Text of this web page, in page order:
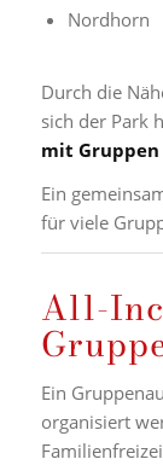
Nordhorn
Durch die
sich der Park
mit Gruppen
Ein
für viele
All-
Ein
organisiert